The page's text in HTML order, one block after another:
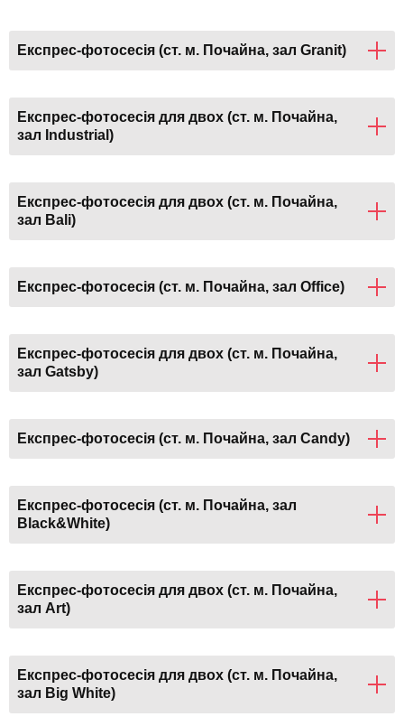
Експрес-фотосесія (ст. м. Почайна, зал Granit)
Експрес-фотосесія для двох (ст. м. Почайна,
зал Industrial)
Експрес-фотосесія для двох (ст. м. Почайна,
зал Bali)
Експрес-фотосесія (ст. м. Почайна, зал Office)
Експрес-фотосесія для двох (ст. м. Почайна,
зал Gatsby)
Експрес-фотосесія (ст. м. Почайна, зал Candy)
Експрес-фотосесія (ст. м. Почайна, зал
Black&White)
Експрес-фотосесія для двох (ст. м. Почайна,
зал Art)
Експрес-фотосесія для двох (ст. м. Почайна,
зал Big White)